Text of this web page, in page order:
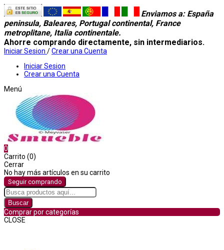
Enviamos a: España
peninsula, Baleares, Portugal continental, France
metroplitane, Italia continentale.
Ahorre comprando directamente, sin intermediarios.
Iniciar Sesion /Crear una Cuenta
Iniciar Sesion
Crear una Cuenta
Menú
0
Carrito (0)
Cerrar
No hay más artículos en su carrito
Seguir comprando
Buscar
Comprar por categorías
CLOSE